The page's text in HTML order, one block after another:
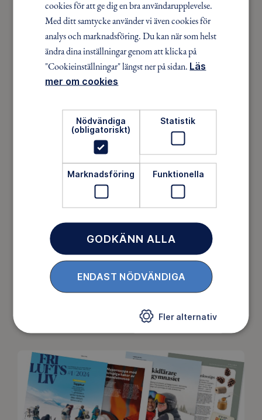
Upptäck nya äventyr
Som medlem har du tillgång till alla våra äventyr,
över hela landet. Våra ideella ledare guidar barn,
unga och vuxna på roliga och trygga äventyr i
skogen, på vattnet, snön, isen och på fjället.
Ett friluftsliv för alla
Friluftsfrämjandet arbetar för att så många som
möjligt ska upptäcka den rörelseglädje och de
hälsoeffekter som naturen ger. Som medlem bidrar
cookies för att ge dig en bra användarupplevelse.
Med ditt samtycke använder vi även cookies för
analys och marknadsföring. Du kan när som helst
ändra dina inställningar genom att klicka på
"Cookieinställningar" längst ner på sidan. Läs
mer om cookies
Nödvändiga
(obligatoriskt)
Statistik
Marknadsföring Funktionella
GODKÄNN ALLA
ENDAST NÖDVÄNDIGA
Fler alternativ